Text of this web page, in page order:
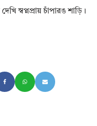
স্বপ্নপ্রায় চাঁপারঙ শাড়ি।